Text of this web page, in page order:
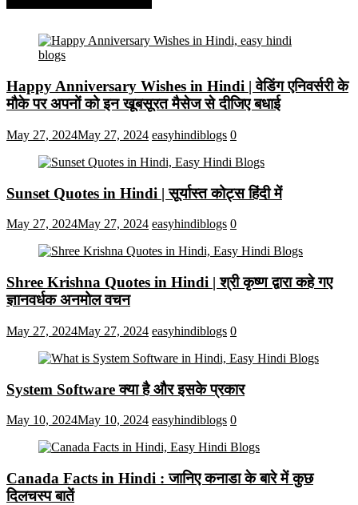
Happy Anniversary Wishes in Hindi | वेडिंग एनिवर्सरी के
मौके पर अपनों को इन खूबसूरत मैसेज से दीजिए बधाई
May 27, 2024May 27, 2024 easyhindiblogs 0
Sunset Quotes in Hindi | सूर्यास्त कोट्स हिंदी में
May 27, 2024May 27, 2024 easyhindiblogs 0
Shree Krishna Quotes in Hindi | श्री कृष्ण द्वारा कहे गए
ज्ञानवर्धक अनमोल वचन
May 27, 2024May 27, 2024 easyhindiblogs 0
System Software क्या है और इसके प्रकार
May 10, 2024May 10, 2024 easyhindiblogs 0
Canada Facts in Hindi : जानिए कनाडा के बारे में कुछ
दिलचस्प बातें